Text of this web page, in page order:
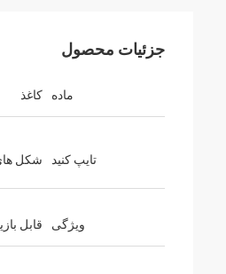
جزئیات محصول
ماده کاغذ
تایپ کنید شکل
ویژگی قابل